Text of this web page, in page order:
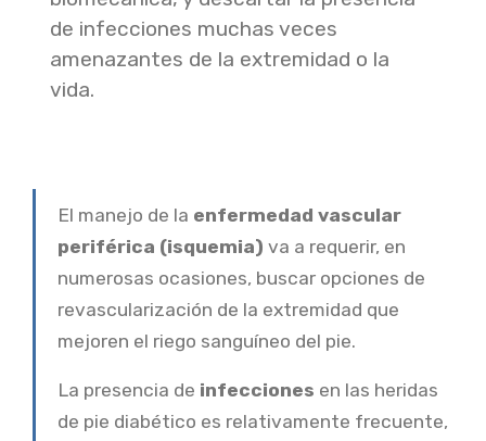
de infecciones muchas veces
amenazantes de la extremidad o la
vida.
El manejo de la enfermedad vascular
periférica (isquemia) va a requerir, en
numerosas ocasiones, buscar opciones de
revascularización de la extremidad que
mejoren el riego sanguíneo del pie.
La presencia de infecciones en las heridas
de pie diabético es relativamente frecuente,